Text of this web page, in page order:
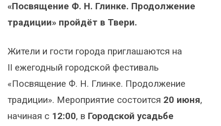
«Посвящение Ф. Н. Глинке. Продолжение
традиции» пройдёт в Твери.
Жители и гости города приглашаются на
II ежегодный городской фестиваль
«Посвящение Ф. Н. Глинке. Продолжение
традиции». Мероприятие состоится 20 июня,
начиная с 12:00, в Городской усадьбе